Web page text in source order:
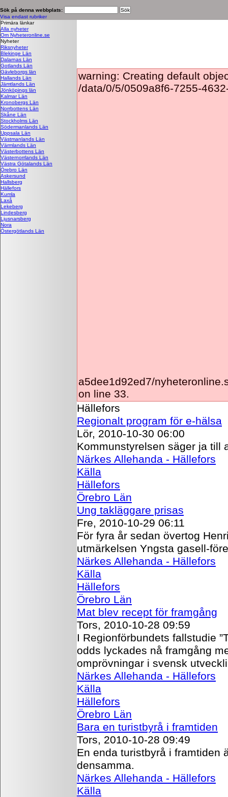
Sök på denna webbplats:
Visa endast rubriker
Primära länkar
Alla nyheter
Om Nyheteronline.se
Nyheter
Riksnyheter
Blekinge Län
Dalarnas Län
Gotlands Län
Gävleborgs län
Hallands Län
Jämtlands Län
Jönköpings län
Kalmar Län
Kronobergs Län
Norrbottens Län
Skåne Län
Stockholms Län
Södermanlands Län
Uppsala Län
Västmanlands Län
Värmlands Län
Västerbottens Län
Västernorrlands Län
Västra Götalands Län
Örebro Län
Askersund
Hallsberg
Hällefors
Kumla
Laxå
Lekeberg
Lindesberg
Ljusnarsberg
Nora
Östergötlands Län
warning: Creating default
/data/0/5/0509a8f6-7255-
a5dee1d92ed7/
on line 33.
Hällefors
Regionalt program för e-hälsa
Lör, 2010-10-30 06:00
Kommunstyrelsen säger ja till
Närkes Allehanda - Hällefors
Källa
Hällefors
Örebro Län
Ung takläggare prisas
Fre, 2010-10-29 06:11
För fyra år sedan övertog
utmärkelsen Yngsta gasell-
Närkes Allehanda - Hällefors
Källa
Hällefors
Örebro Län
Mat blev recept för framgång
Tors, 2010-10-28 09:59
I Regionförbundets fallstudie
odds lyckades nå framgång
omprövningar i svensk
Närkes Allehanda - Hällefors
Källa
Hällefors
Örebro Län
Bara en turistbyrå i framtiden
Tors, 2010-10-28 09:49
En enda turistbyrå i framtiden
densamma.
Närkes Allehanda - Hällefors
Källa